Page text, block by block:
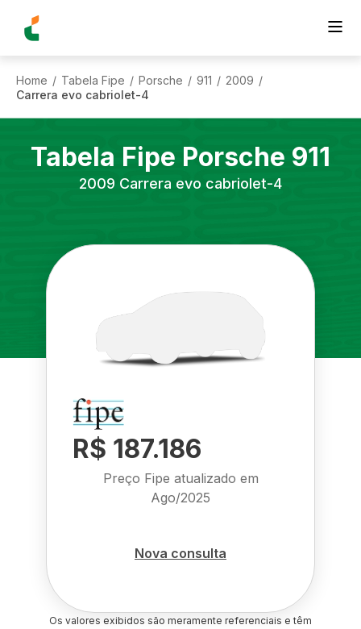
Home / Tabela Fipe / Porsche / 911 / 2009 /
Carrera evo cabriolet-4
Tabela Fipe Porsche 911
2009 Carrera evo cabriolet-4
R$ 187.186
Preço Fipe atualizado em
Ago/2025
Nova consulta
Os valores exibidos são meramente referenciais e têm